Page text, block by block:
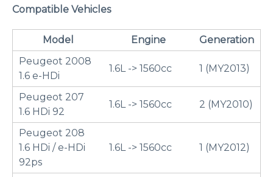
Compatible Vehicles
Model Engine
Generation
Peugeot 2008
1.6 e-HDi
1.6L -> 1560cc 1 (MY2013)
Peugeot 207
1.6 HDi 92
1.6L -> 1560cc 2 (MY2010)
Peugeot 208
1.6 HDi / e-HDi
92ps
1.6L -> 1560cc 1 (MY2012)